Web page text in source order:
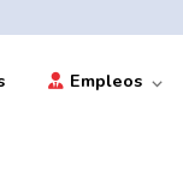
Empleos